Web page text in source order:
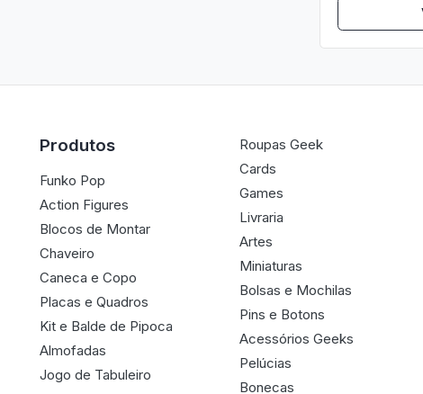
Produtos
Funko Pop
Action Figures
Blocos de Montar
Chaveiro
Caneca e Copo
Placas e Quadros
Kit e Balde de Pipoca
Almofadas
Jogo de Tabuleiro
Roupas Geek
Cards
Games
Livraria
Artes
Miniaturas
Bolsas e Mochilas
Pins e Botons
Acessórios Geeks
Pelúcias
Bonecas